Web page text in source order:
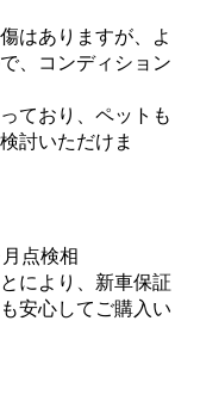
はありますが、よ
、コンディション
ており、ペットも
討いただけま
点検相
により、新車保証
安心してご購入い